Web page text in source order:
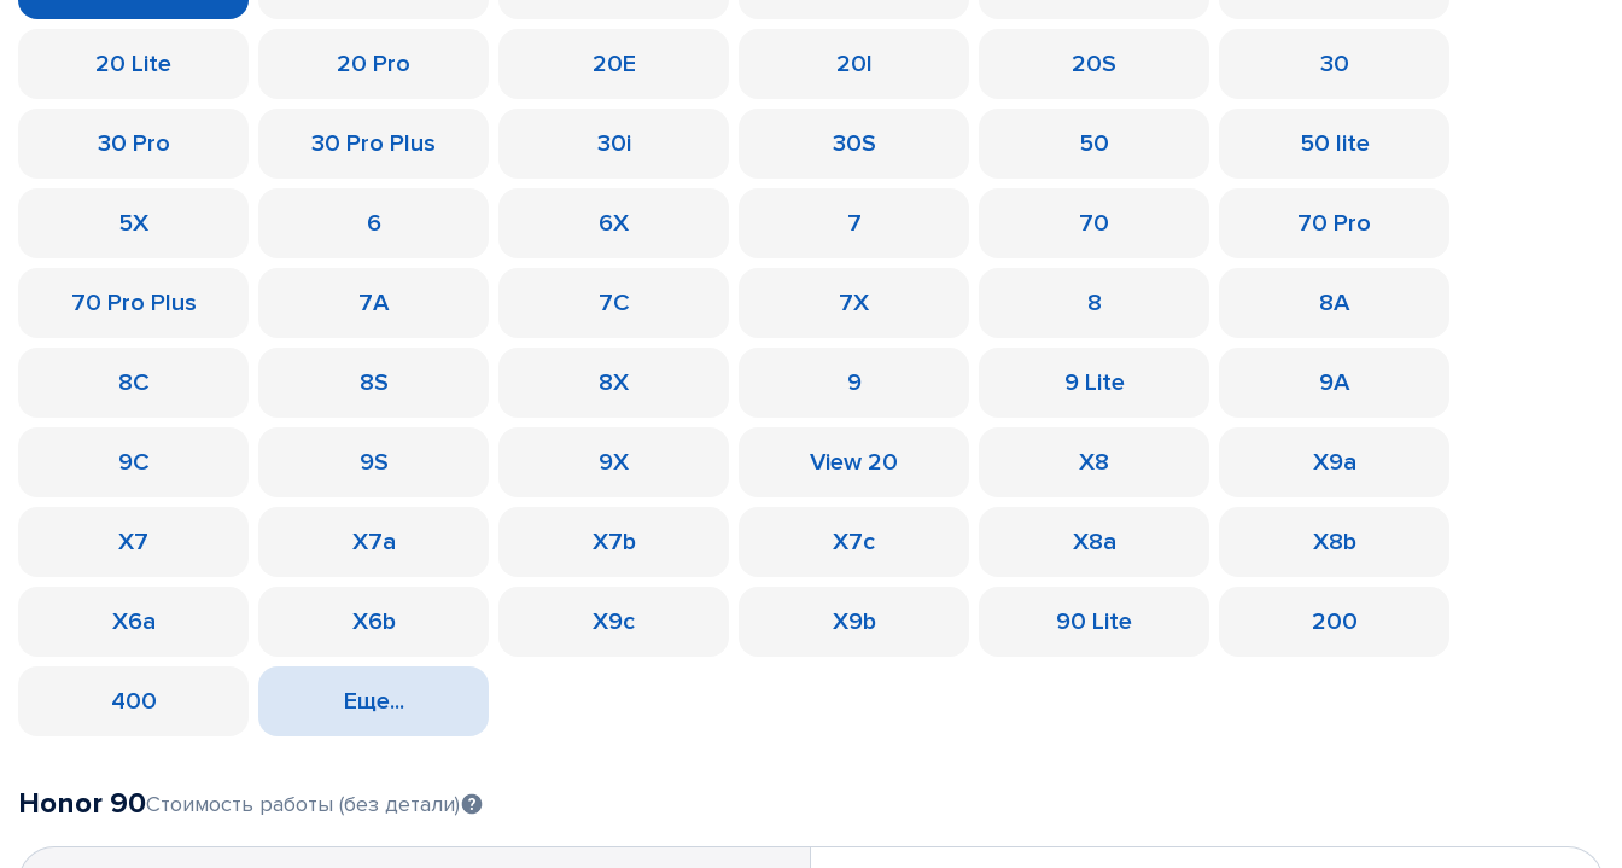
20 Lite 20 Pro 20E 20I 20S 30
30 Pro 30 Pro Plus 30i 30S 50 50 lite
5X 6 6X 7 70 70 Pro
70 Pro Plus 7A 7C 7X 8 8A
8C 8S 8X 9 9 Lite 9A
9C 9S 9X View 20 X8 X9a
X7 X7a X7b X7c X8a X8b
X6a X6b X9c X9b 90 Lite 200
400 Еще...
Honor 90Стоимость работы (без детали)